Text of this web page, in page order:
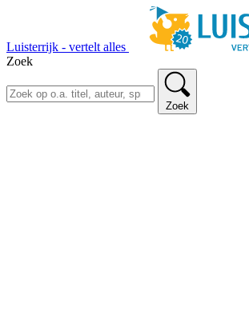
Luisterrijk - vertelt alles
Zoek
Zoek